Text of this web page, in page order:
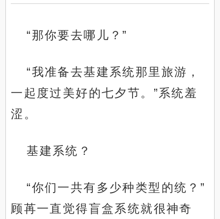
“那你要去哪儿？”
“我准备去基建系统那里旅游，
一起度过美好的七夕节。”系统羞
涩。
基建系统？
“你们一共有多少种类型的统？”
顾苒一直觉得盲盒系统就很神奇